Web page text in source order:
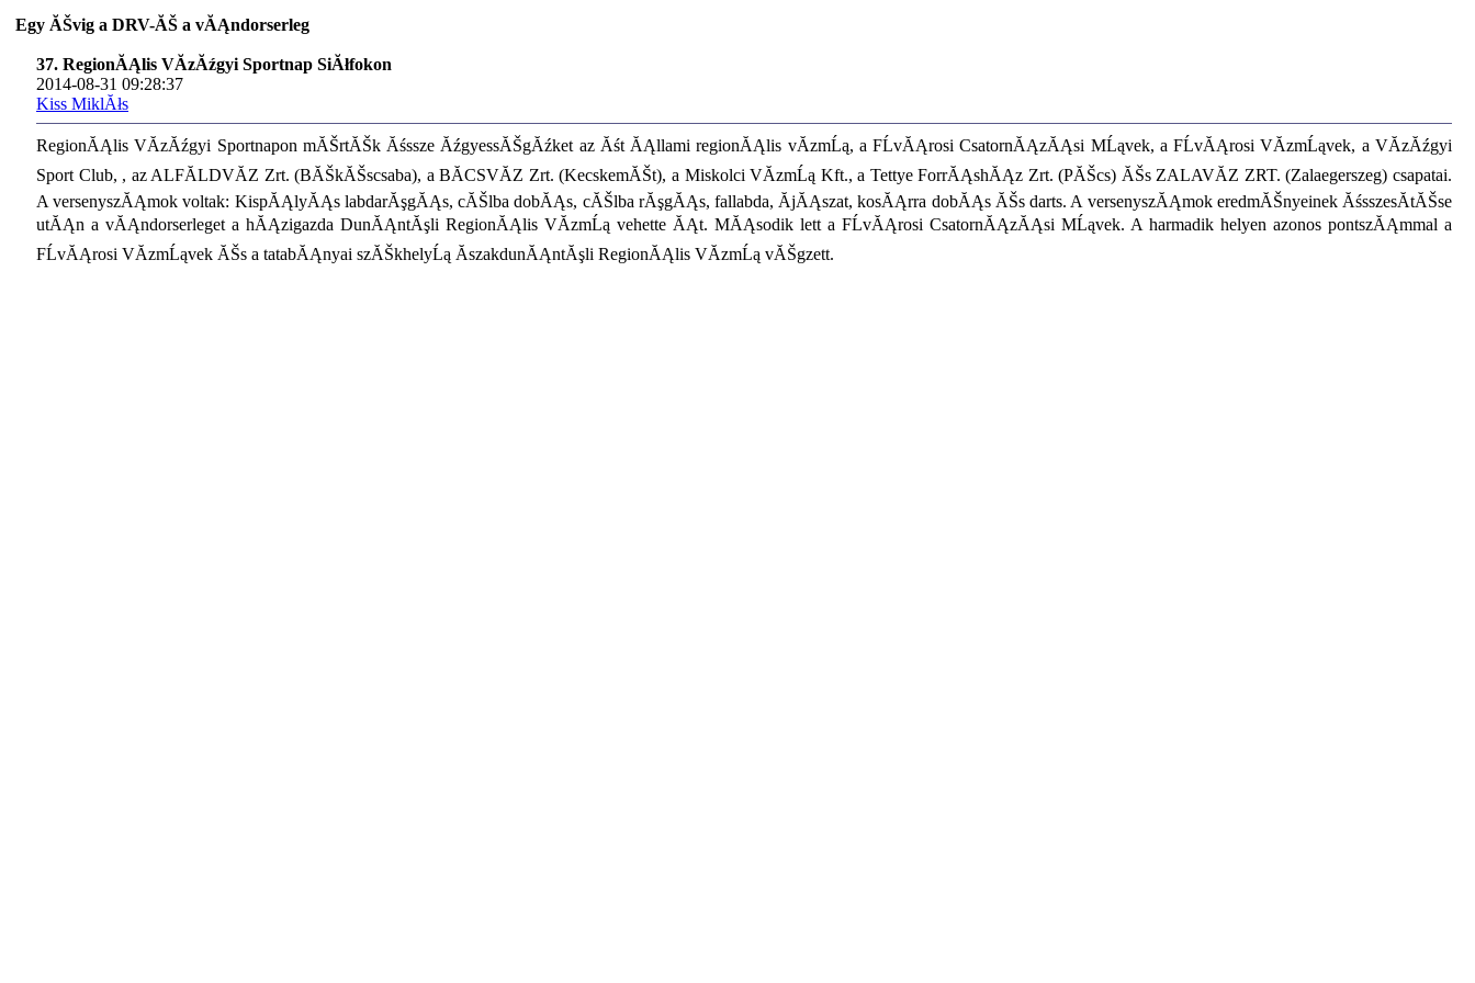
Egy ĂŠvig a DRV-ĂŠ a vĂĄndorserleg
37. RegionĂĄlis VĂ­zĂźgyi Sportnap SiĂłfokon
2014-08-31 09:28:37
Kiss MiklĂłs
RegionĂĄlis VĂ­zĂźgyi Sportnapon mĂŠrtĂŠk Ăśssze ĂźgyessĂŠgĂźket az Ăśt ĂĄllami regionĂĄlis vĂ­zmĹą, a FĹvĂĄrosi CsatornĂĄzĂĄsi MĹąvek, a FĹvĂĄrosi VĂ­zmĹąvek, a VĂ­zĂźgyi
Sport Club, , az ALFĂLDVĂZ Zrt. (BĂŠkĂŠscsaba), a BĂCSVĂZ Zrt. (KecskemĂŠt), a Miskolci VĂ­zmĹą Kft., a Tettye ForrĂĄshĂĄz Zrt. (PĂŠcs) ĂŠs ZALAVĂZ ZRT. (Zalaegerszeg) csapatai.
A versenyszĂĄmok voltak: KispĂĄlyĂĄs labdarĂşgĂĄs, cĂŠlba dobĂĄs, cĂŠlba rĂşgĂĄs, fallabda, Ă­jĂĄszat, kosĂĄrra dobĂĄs ĂŠs darts. A versenyszĂĄmok eredmĂŠnyeinek ĂśsszesĂ­tĂŠse
utĂĄn a vĂĄndorserleget a hĂĄzigazda DunĂĄntĂşli RegionĂĄlis VĂ­zmĹą vehette ĂĄt. MĂĄsodik lett a FĹvĂĄrosi CsatornĂĄzĂĄsi MĹąvek. A harmadik helyen azonos pontszĂĄmmal a
FĹvĂĄrosi VĂ­zmĹąvek ĂŠs a tatabĂĄnyai szĂŠkhelyĹą ĂszakdunĂĄntĂşli RegionĂĄlis VĂ­zmĹą vĂŠgzett.